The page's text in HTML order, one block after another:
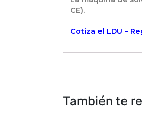
CE).
Cotiza el LDU –
También te